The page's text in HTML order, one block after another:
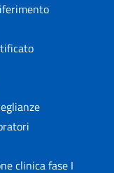
clinica fase I